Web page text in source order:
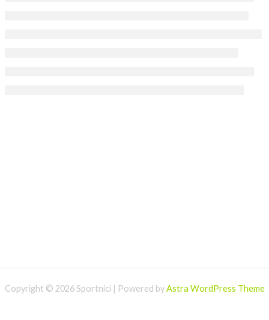
Copyright © 2026 Sportnici | Powered byAstra WordPress Theme